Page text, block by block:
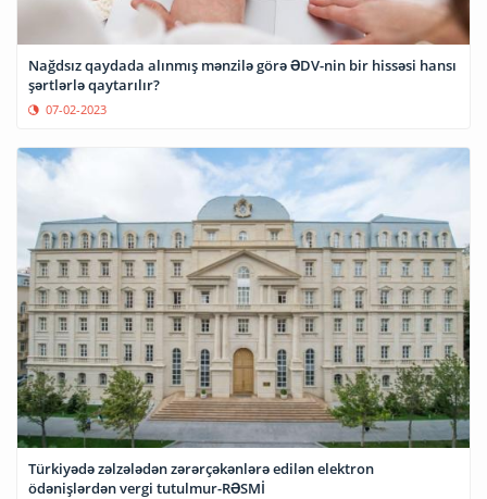
Nağdsız qaydada alınmış mənzilə görə ƏDV-nin bir hissəsi hansı
şərtlərlə qaytarılır?
07-02-2023
Türkiyədə zəlzələdən zərərçəkənlərə edilən elektron
ödənişlərdən vergi tutulmur-RƏSMİ